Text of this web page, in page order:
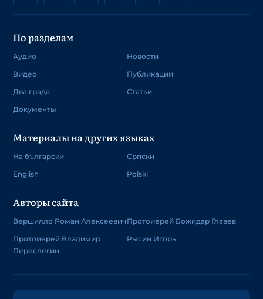
По разделам
Аудио
Видео
Два града
Документы
Новости
Публикации
Статьи
Материалы на других языках
На български
English
Српски
Polski
Авторы сайта
Вершилло Роман Алексеевич
Протоиерей Владимир
Переслегин
Протоиерей Божидар Главев
Рысин Игорь